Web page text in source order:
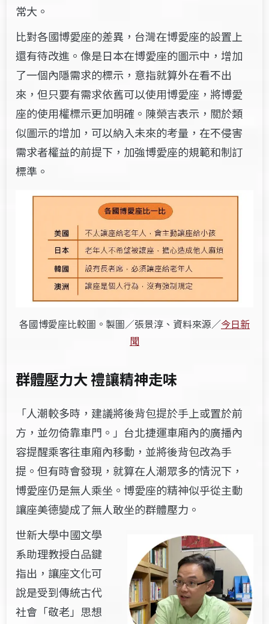
常大。
比對各國博愛座的差異，台灣在博愛座的設置上
還有待改進。像是日本在博愛座的圖示中，增加
了一個內隱需求的標示，意指就算外在看不出
來，但只要有需求依舊可以使用博愛座，將博愛
座的使用權標示更加明確。陳榮吉表示，關於類
似圖示的增加，可以納入未來的考量，在不侵害
需求者權益的前提下，加強博愛座的規範和制訂
標準。
各國博愛座比較圖。製圖／張景淳、資料來源／今日新
聞
群體壓力大 禮讓精神走味
「人潮較多時，建議將後背包提於手上或置於前
方，並勿倚靠車門。」台北捷運車廂內的廣播內
容提醒乘客往車廂內移動，並將後背包改為手
提。但有時會發現，就算在人潮眾多的情況下，
博愛座仍是無人乘坐。博愛座的精神似乎從主動
讓座美德變成了無人敢坐的群體壓力。
世新大學中國文學
系助理教授白品鍵
指出，讓座文化可
說是受到傳統古代
社會「敬老」思想